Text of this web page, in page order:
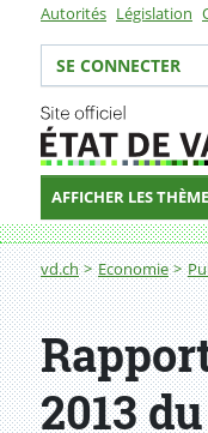
Sous-
Autorités Législation
Votre
SE CONNECTER
AFFICHER LES
Fil
vd.ch Economie
Rapport d'activité
2013